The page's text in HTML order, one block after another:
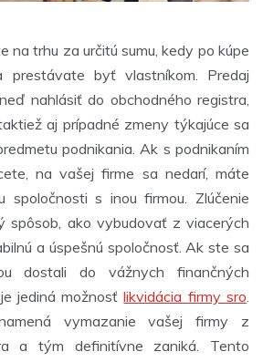
na trhu za určitú sumu, kedy po kúpe
prestávate byť vlastníkom. Predaj
nahlásiť do obchodného registra,
aj prípadné zmeny týkajúce sa
podnikania. Ak s podnikaním
na vašej firme sa nedarí, máte
spoločnosti s inou firmou. Zlúčenie
spôsob, ako vybudovať z viacerých
a úspešnú spoločnosť. Ak ste sa
dostali do vážnych finančných
jediná možnosťlikvidácia firmy sro
vymazanie vašej firmy z
a tým definitívne zaniká. Tento